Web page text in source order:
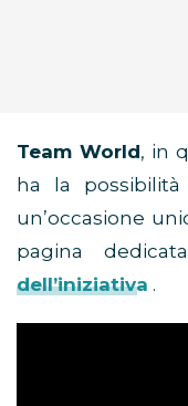
Team World, in
ha la
un’occasione
pagina
dell’iniziativa .